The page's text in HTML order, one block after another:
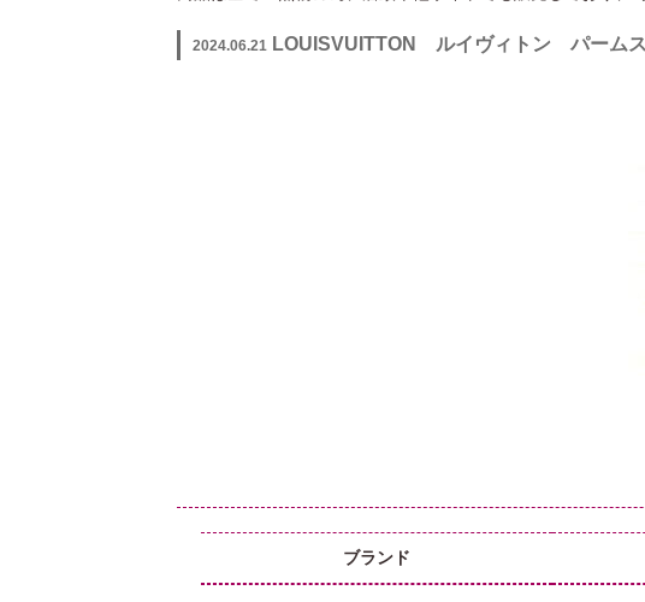
2024.06.21 LOUISVUITTON ルイヴィトン パーム
ブランド